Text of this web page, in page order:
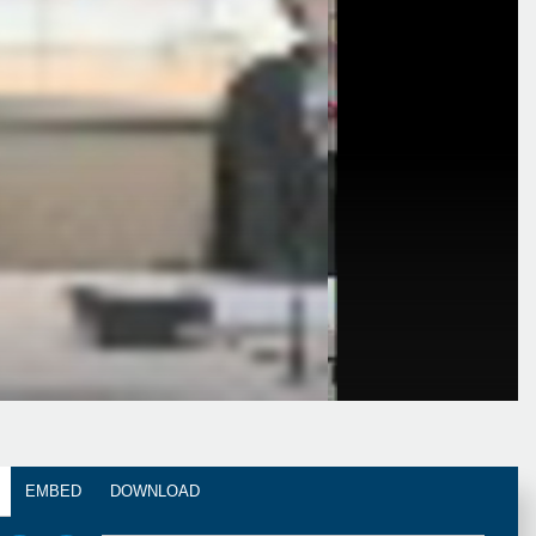
EMBED DOWNLOAD